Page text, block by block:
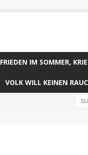
FRIEDEN IM SOMMER,
VOLK WILL KEINEN